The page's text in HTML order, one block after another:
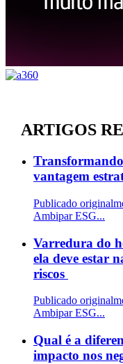
ARTIGOS
Transformando
vantagem
Publicado
Ambipar ESG...
Varredura do
ela deve estar
riscos
Publicado
Ambipar ESG...
Qual é a
impacto nos